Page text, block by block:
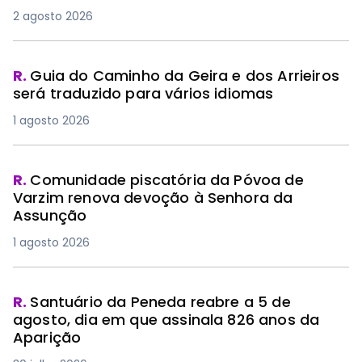
2 agosto 2026
R. Guia do Caminho da Geira e dos Arrieiros
será traduzido para vários idiomas
1 agosto 2026
R. Comunidade piscatória da Póvoa de
Varzim renova devoção à Senhora da
Assunção
1 agosto 2026
R. Santuário da Peneda reabre a 5 de
agosto, dia em que assinala 826 anos da
Aparição